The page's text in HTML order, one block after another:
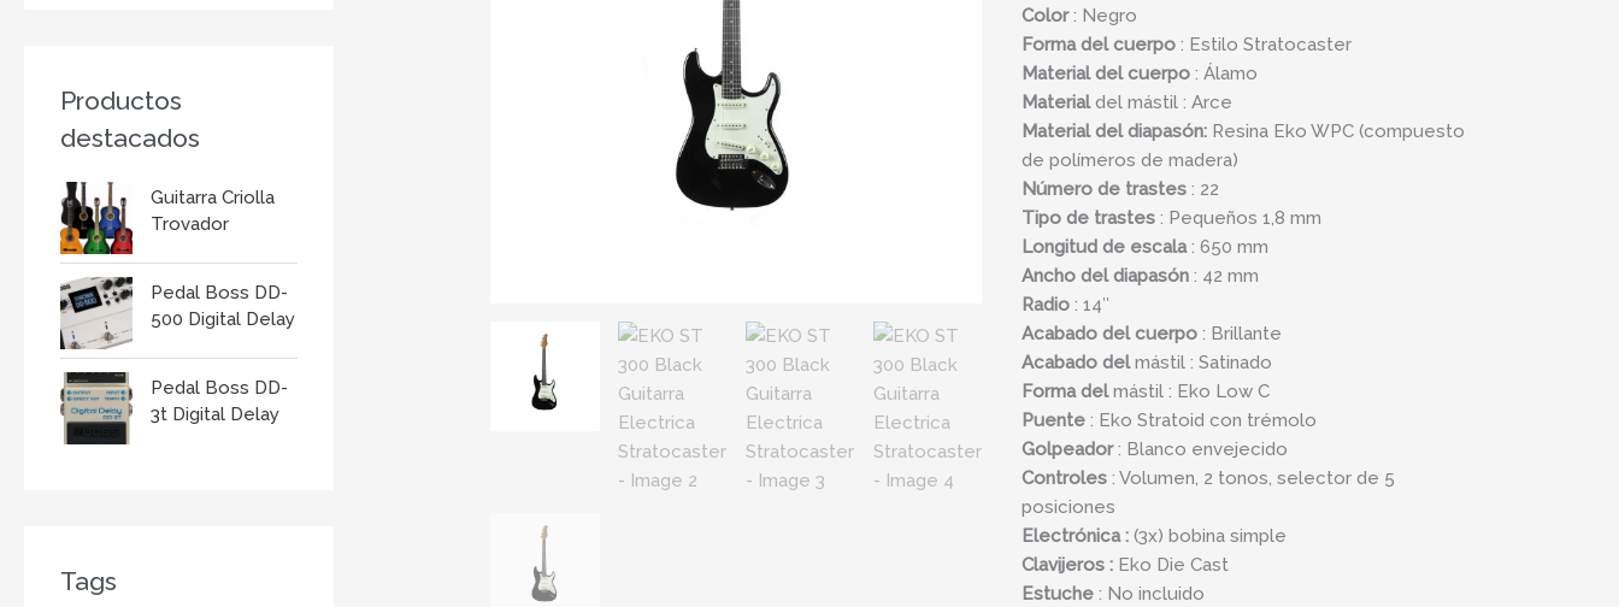
Productos
destacados
Guitarra Criolla
Trovador
Pedal Boss DD-
500 Digital Delay
Pedal Boss DD-
3t Digital Delay
Tags
Color: Negro
Forma del cuerpo : Estilo Stratocaster
Material del cuerpo : Álamo
Materialdel mástil : Arce
Material del diapasón: Resina Eko WPC (compuesto
de polímeros de madera)
Número de trastes : 22
Tipo de trastes : Pequeños 1,8 mm
Longitud de escala: 650 mm
Ancho del diapasón : 42 mm
Radio : 14″
Acabado del cuerpo : Brillante
Acabado delmástil : Satinado
Forma delmástil : Eko Low C
Puente : Eko Stratoid con trémolo
Golpeador: Blanco envejecido
Controles : Volumen, 2 tonos, selector de 5
posiciones
Electrónica :(3x)bobina simple
Clavijeros : Eko Die Cast
Estuche : No incluido
cantidad